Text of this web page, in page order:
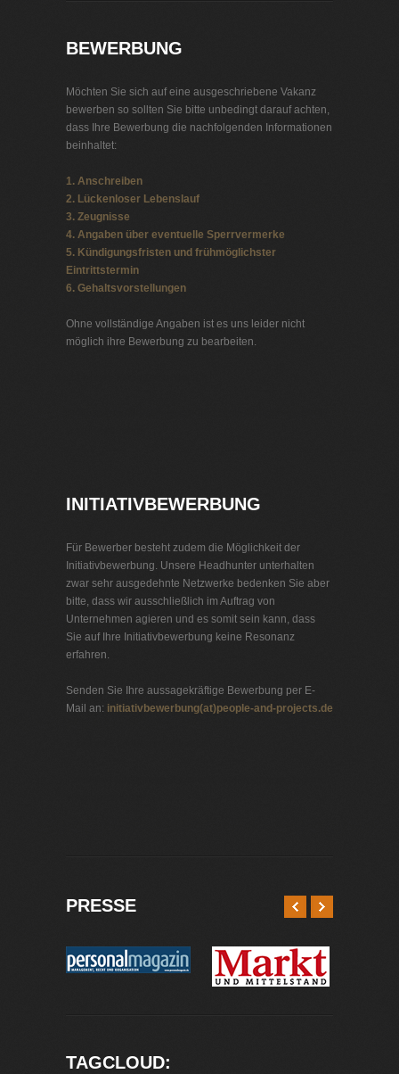
BEWERBUNG
Möchten Sie sich auf eine ausgeschriebene Vakanz
bewerben so sollten Sie bitte unbedingt darauf achten,
dass Ihre Bewerbung die nachfolgenden Informationen
beinhaltet:
1. Anschreiben
2. Lückenloser Lebenslauf
3. Zeugnisse
4. Angaben über eventuelle Sperrvermerke
5. Kündigungsfristen und frühmöglichster
Eintrittstermin
6. Gehaltsvorstellungen
Ohne vollständige Angaben ist es uns leider nicht
möglich ihre Bewerbung zu bearbeiten.
INITIATIVBEWERBUNG
Für Bewerber besteht zudem die Möglichkeit der
Initiativbewerbung. Unsere Headhunter unterhalten
zwar sehr ausgedehnte Netzwerke bedenken Sie aber
bitte, dass wir ausschließlich im Auftrag von
Unternehmen agieren und es somit sein kann, dass
Sie auf Ihre Initiativbewerbung keine Resonanz
erfahren.
Senden Sie Ihre aussagekräftige Bewerbung per E-
Mail an: initiativbewerbung(at)people-and-projects.de
PRESSE
TAGCLOUD: